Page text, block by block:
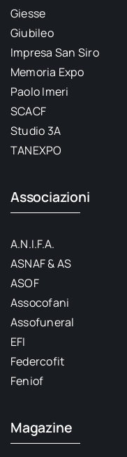
Giesse
Giubileo
Impresa San Siro
Memoria Expo
Paolo Imeri
SCACF
Studio 3A
TANEXPO
Associazioni
A.N.I.F.A.
ASNAF & AS
ASOF
Assocofani
Assofuneral
EFI
Federcofit
Feniof
Magazine